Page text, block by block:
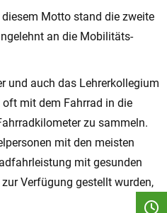
diesem Motto stand die zweite
an die Mobilitäts-
und auch das Lehrerkollegium
mit dem Fahrrad in die
zu sammeln.
mit den meisten
mit gesunden
Verfügung gestellt wurden,